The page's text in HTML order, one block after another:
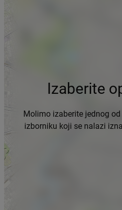
Izaberite
Molimo izaberite jednog
izborniku koji se nalazi